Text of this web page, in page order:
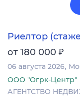
Риелтор
от 180 000 ₽
06 августа 2026
ООО "Огрк-Центр"
АГЕНТСТВО